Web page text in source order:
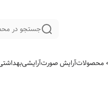
جستجو در
محصولاتآرایش صورتآرایشی